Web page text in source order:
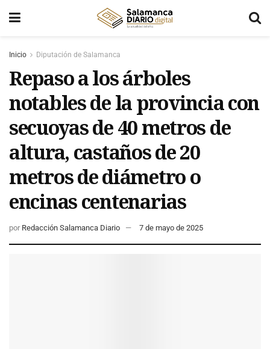
Inicio Diputación de Salamanca
Repaso a los árboles
notables de la provincia con
secuoyas de 40 metros de
altura, castaños de 20
metros de diámetro o
encinas centenarias
por Redacción Salamanca Diario 7 de mayo de 2025